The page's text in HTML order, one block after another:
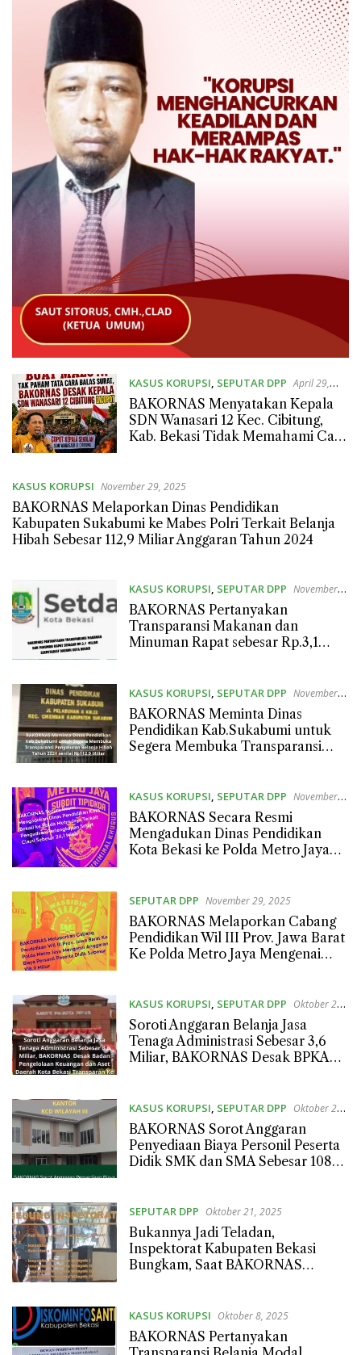
KASUS KORUPSI, SEPUTAR DPP April 29,
2026
BAKORNAS Menyatakan Kepala
SDN Wanasari 12 Kec. Cibitung,
Kab. Bekasi Tidak Memahami Cara
KASUS KORUPSI November 29, 2025
BAKORNAS Melaporkan Dinas Pendidikan
Kabupaten Sukabumi ke Mabes Polri Terkait Belanja
Hibah Sebesar 112,9 Miliar Anggaran Tahun 2024
KASUS KORUPSI, SEPUTAR DPP November
29, 2025
BAKORNAS Pertanyakan
Transparansi Makanan dan
Minuman Rapat sebesar Rp.3,1
KASUS KORUPSI, SEPUTAR DPP November
29, 2025
BAKORNAS Meminta Dinas
Pendidikan Kab.Sukabumi untuk
Segera Membuka Transparansi
KASUS KORUPSI, SEPUTAR DPP November
29, 2025
BAKORNAS Secara Resmi
Mengadukan Dinas Pendidikan
Kota Bekasi ke Polda Metro Jaya
SEPUTAR DPP November 29, 2025
BAKORNAS Melaporkan Cabang
Pendidikan Wil III Prov. Jawa Barat
Ke Polda Metro Jaya Mengenai
KASUS KORUPSI, SEPUTAR DPP Oktober 29,
2025
Soroti Anggaran Belanja Jasa
Tenaga Administrasi Sebesar 3,6
Miliar, BAKORNAS Desak BPKAD
KASUS KORUPSI, SEPUTAR DPP Oktober 23,
2025
BAKORNAS Sorot Anggaran
Penyediaan Biaya Personil Peserta
Didik SMK dan SMA Sebesar 108
SEPUTAR DPP Oktober 21, 2025
Bukannya Jadi Teladan,
Inspektorat Kabupaten Bekasi
Bungkam, Saat BAKORNAS
KASUS KORUPSI Oktober 8, 2025
BAKORNAS Pertanyakan